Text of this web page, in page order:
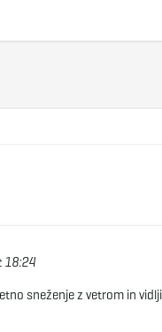
18:24
sneženje z vetrom in